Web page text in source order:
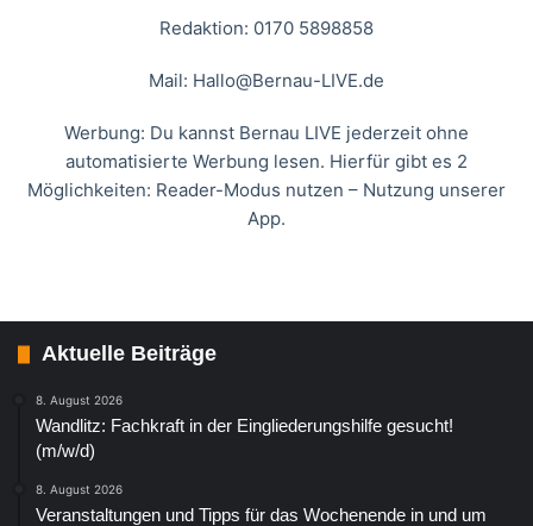
Redaktion: 0170 5898858
Mail: Hallo@Bernau-LIVE.de
Werbung: Du kannst Bernau LIVE jederzeit ohne
automatisierte Werbung lesen. Hierfür gibt es 2
Möglichkeiten: Reader-Modus nutzen – Nutzung unserer
App.
Aktuelle Beiträge
8. August 2026
Wandlitz: Fachkraft in der Eingliederungshilfe gesucht!
(m/w/d)
8. August 2026
Veranstaltungen und Tipps für das Wochenende in und um